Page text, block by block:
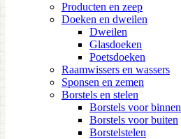
Producten en zeep
Doeken en dweilen
Dweilen
Glasdoeken
Poetsdoeken
Raamwissers en wassers
Sponsen en zemen
Borstels en stelen
Borstels voor binnen
Borstels voor buiten
Borstelstelen